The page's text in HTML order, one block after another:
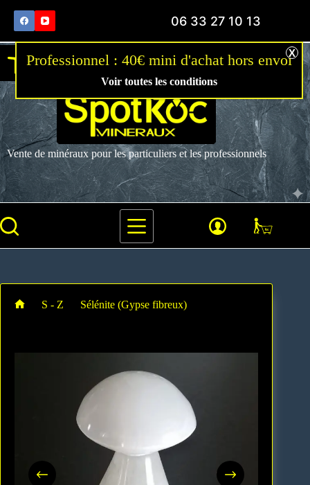
Ouvrir la barre d’outils
06 33 27 10 13
Vente de minéraux pour les particuliers et les professionnels
S - Z
Sélénite (Gypse fibreux)
Voir toutes les conditions